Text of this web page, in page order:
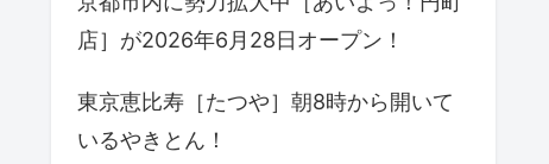
店］が2026年6月28日オープン！
東京恵比寿［たつや］朝8時から開いて
いるやきとん！